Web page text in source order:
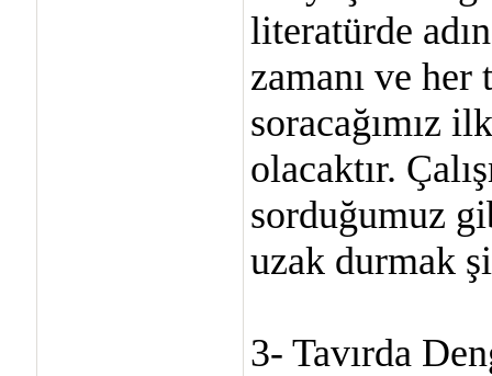
literatürde
zamanı ve
soracağımız
olacaktır.
sorduğumuz
uzak durmak
3- Tavırda